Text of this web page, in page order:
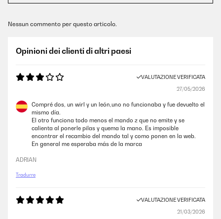
Nessun commento per questo articolo.
Opinioni dei clienti di altri paesi
VALUTAZIONE VERIFICATA
27/05/2026
Compré dos, un wirl y un león,uno no funcionaba y fue devuelto el
mismo día.
El otro funciona todo menos el mando z que no emite y se
calienta al ponerle pilas y quema la mano. Es imposible
encontrar el recambio del mando tal y como ponen en la web.
En general me esperaba más de la marca
ADRIAN
Tradurre
VALUTAZIONE VERIFICATA
21/03/2026